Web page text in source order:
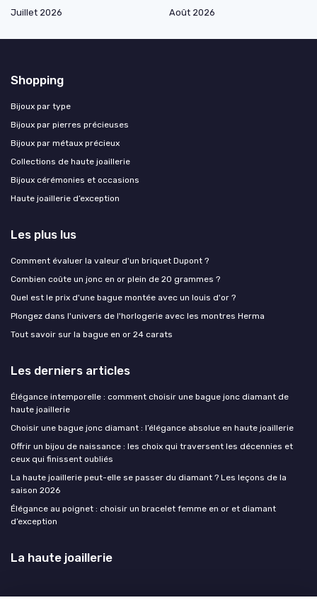
Juillet 2026
Août 2026
Shopping
Bijoux par type
Bijoux par pierres précieuses
Bijoux par métaux précieux
Collections de haute joaillerie
Bijoux cérémonies et occasions
Haute joaillerie d’exception
Les plus lus
Comment évaluer la valeur d'un briquet Dupont ?
Combien coûte un jonc en or plein de 20 grammes ?
Quel est le prix d'une bague montée avec un louis d'or ?
Plongez dans l'univers de l'horlogerie avec les montres Herma
Tout savoir sur la bague en or 24 carats
Les derniers articles
Élégance intemporelle : comment choisir une bague jonc diamant de
haute joaillerie
Choisir une bague jonc diamant : l’élégance absolue en haute joaillerie
Offrir un bijou de naissance : les choix qui traversent les décennies et
ceux qui finissent oubliés
La haute joaillerie peut-elle se passer du diamant ? Les leçons de la
saison 2026
Élégance au poignet : choisir un bracelet femme en or et diamant
d’exception
La haute joaillerie